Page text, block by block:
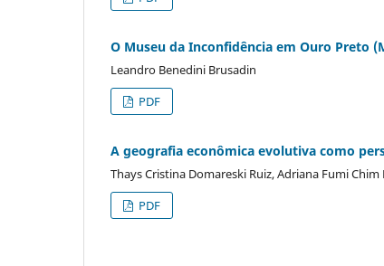
O Museu da Inconfidência em Ouro Preto
Leandro Benedini Brusadin
PDF
A geografia econômica evolutiva como
Thays Cristina Domareski Ruiz, Adriana Fumi
PDF